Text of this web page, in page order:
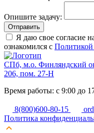
Опишите задачу:
Отправить
Я даю свое согласие
ознакомился с Политикой
СПб, м.о. Финляндский
206, пом. 27-Н
Время работы: с 9:00 до
8(800)600-80-15
Политика